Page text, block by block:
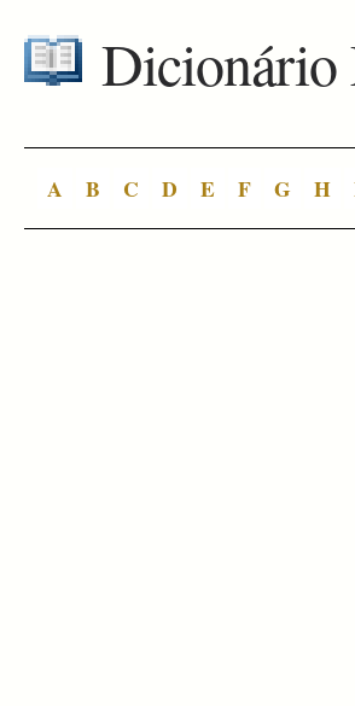
Dicionário
A B C D E F G H